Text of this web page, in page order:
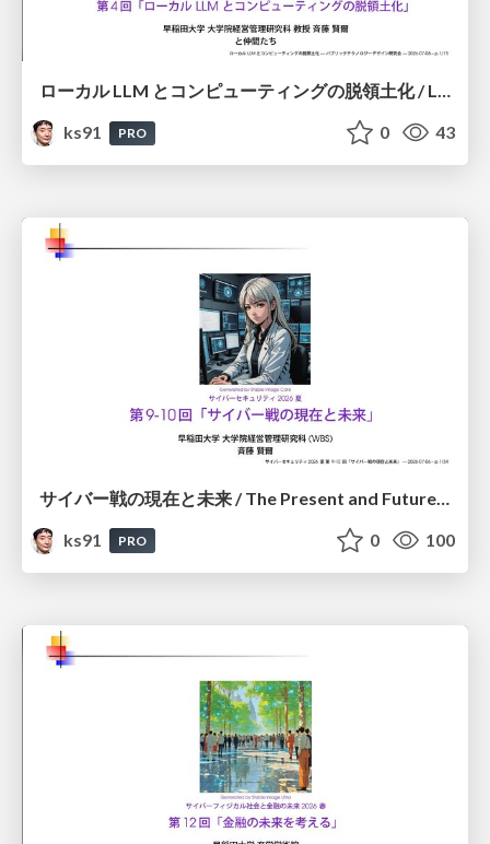
ローカル LLM とコンピューティングの脱領土化 / Local LLMs and Deterritorialization of Computing
ks91
PRO 0 43
ks91
PRO 0 100